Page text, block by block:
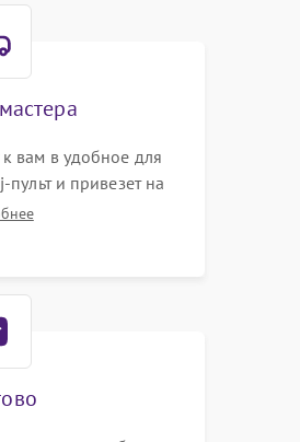
вам в удобное для
и привезет на